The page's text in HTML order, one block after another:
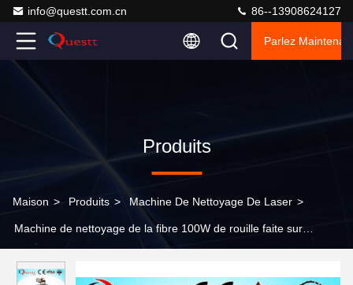
info@questt.com.cn 86--13908624127
Parlez
Produits
Maison > Produits > Machine De Nettoyage De Laser >
Machine de nettoyage de la fibre 100W de rouille faite sur